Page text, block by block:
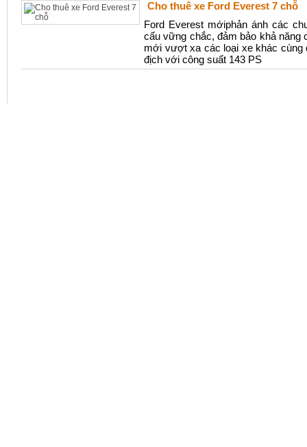
Cho thuê xe Ford Everest 7 chỗ
Ford Everest mớiphản ánh các
cấu vững chắc, đảm bảo khả năng
mới vượt xa các loại xe khác cùng
địch với công suất 143 PS